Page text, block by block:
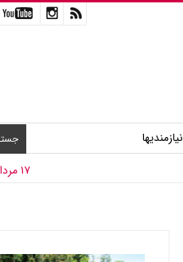
نیازمندیها
۱۷ مرداد ۱۴۰۵ /